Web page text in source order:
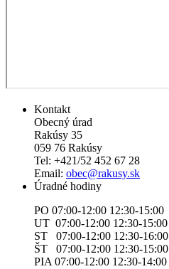
Kontakt
Obecný úrad
Rakúsy 35
059 76 Rakúsy
Tel: +421/52 452 67 28
Email: obec@rakusy.sk
Úradné hodiny
PO 07:00-12:00 12:30-15:00
UT 07:00-12:00 12:30-15:00
ST 07:00-12:00 12:30-16:00
ŠT 07:00-12:00 12:30-15:00
PIA 07:00-12:00 12:30-14:00